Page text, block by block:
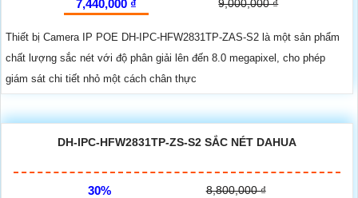
7,440,000 ₫ 9,000,000 ₫
Thiết bị Camera IP POE DH-IPC-HFW2831TP-ZAS-S2 là một sản phẩm
chất lượng sắc nét với độ phân giải lên đến 8.0 megapixel, cho phép
giám sát chi tiết nhỏ một cách chân thực
DH-IPC-HFW2831TP-ZS-S2 SẮC NÉT DAHUA
30% 8,800,000 ₫